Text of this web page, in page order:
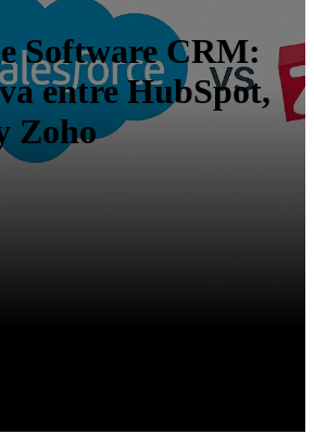
Software CRM:
entre HubSpot,
Zoho